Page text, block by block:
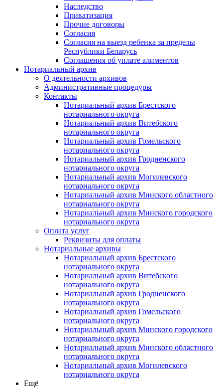
Наследство
Приватизация
Прочие договоры
Согласия
Согласия на выезд ребенка за пределы
Республики Беларусь
Соглашения об уплате алиментов
Нотариальный архив
О деятельности архивов
Административные процедуры
Контакты
Нотариальный архив Брестского
нотариального округа
Нотариальный архив Витебского
нотариального округа
Нотариальный архив Гомельского
нотариального округа
Нотариальный архив Гродненского
нотариального округа
Нотариальный архив Могилевского
нотариального округа
Нотариальный архив Минского областного
нотариального округа
Нотариальный архив Минского городского
нотариального округа
Оплата услуг
Реквизиты для оплаты
Нотариальные архивы
Нотариальный архив Брестского
нотариального округа
Нотариальный архив Витебского
нотариального округа
Нотариальный архив Гродненского
нотариального округа
Нотариальный архив Гомельского
нотариального округа
Нотариальный архив Минского городского
нотариального округа
Нотариальный архив Минского областного
нотариального округа
Нотариальный архив Могилевского
нотариального округа
Ещё